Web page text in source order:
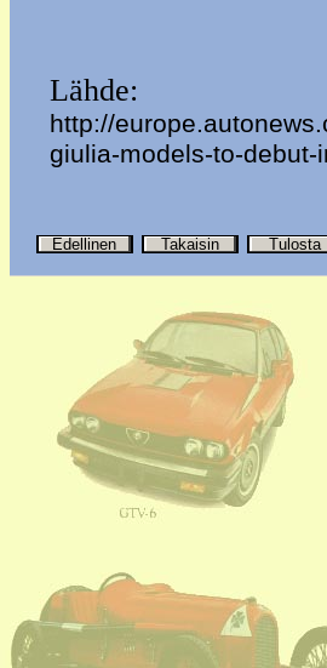
Lähde:
http://
giulia-models-to-
Edellinen Takaisin Tulosta